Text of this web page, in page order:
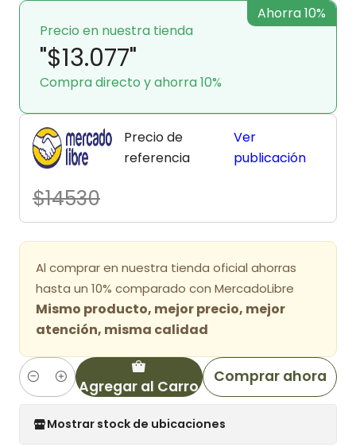
Precio en nuestra tienda
"$13.077"
Compra directo y ahorra 10%
Ahorra 10%
Precio de
referencia
$14530
Ver
publicación
Al comprar en nuestra tienda oficial ahorras
hasta un 10% comparado con MercadoLibre
Mismo producto, mejor precio, mejor
atención, misma calidad
Cantidad Agregar al Carro
Comprar ahora
Mostrar stock de ubicaciones